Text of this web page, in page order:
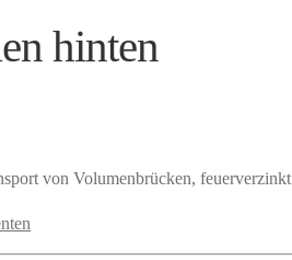
hinten
von Volumenbrücken, feuerverzinkt